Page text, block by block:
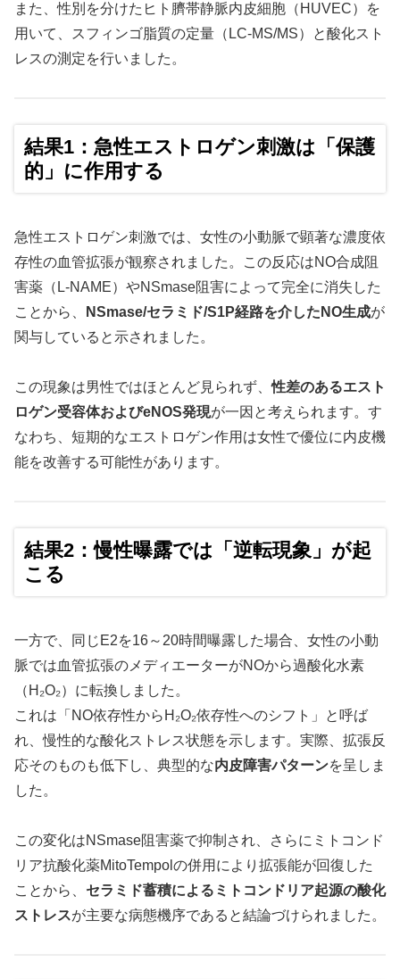
また、性別を分けたヒト臍帯静脈内皮細胞（HUVEC）を
用いて、スフィンゴ脂質の定量（LC-MS/MS）と酸化スト
レスの測定を行いました。
結果1：急性エストロゲン刺激は「保護
的」に作用する
急性エストロゲン刺激では、女性の小動脈で顕著な濃度依
存性の血管拡張が観察されました。この反応はNO合成阻
害薬（L-NAME）やNSmase阻害によって完全に消失した
ことから、
NSmase/セラミド/S1P経路を介したNO生成が
関与していると示されました。
この現象は男性ではほとんど見られず、性差のあるエスト
ロゲン受容体およびeNOS発現が一因と考えられます。す
なわち、短期的なエストロゲン作用は女性で優位に内皮機
能を改善する可能性があります。
結果2：慢性曝露では「逆転現象」が起
こる
一方で、同じE2を16～20時間曝露した場合、女性の小動
脈では血管拡張のメディエーターがNOから過酸化水素
（H₂O₂）に転換しました。
これは「NO依存性からH₂O₂依存性へのシフト」と呼ば
れ、慢性的な酸化ストレス状態を示します。実際、拡張反
応そのものも低下し、典型的な内皮障害パターンを呈しま
した。
この変化はNSmase阻害薬で抑制され、さらにミトコンド
リア抗酸化薬MitoTempolの併用により拡張能が回復した
ことから、 セラミド蓄積によるミトコンドリア起源の酸化
ストレスが主要な病態機序であると結論づけられました。